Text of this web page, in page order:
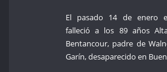
El pasado 14 de enero
falleció a los 89 años
Bentancour, padre de
Garín, desaparecido en